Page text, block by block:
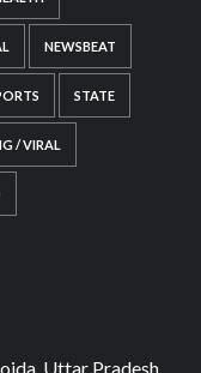
NEWSBEAT
STATE
/ VIRAL
Uttar Pradesh